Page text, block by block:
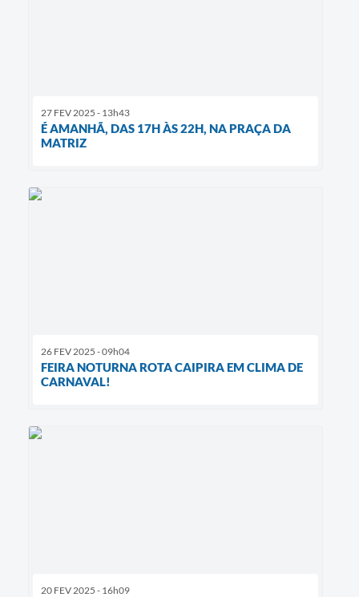
27 FEV 2025 - 13h43
É AMANHÃ, DAS 17H ÀS 22H, NA PRAÇA DA
MATRIZ
26 FEV 2025 - 09h04
FEIRA NOTURNA ROTA CAIPIRA EM CLIMA DE
CARNAVAL!
20 FEV 2025 - 16h09